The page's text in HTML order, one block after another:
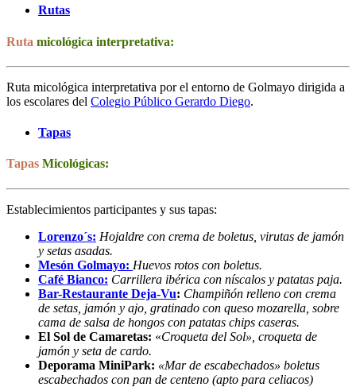
Rutas
Ruta micológica interpretativa:
Ruta micológica interpretativa por el entorno de Golmayo dirigida a
los escolares del Colegio Público Gerardo Diego.
Tapas
Tapas Micológicas:
Establecimientos participantes y sus tapas:
Lorenzo´s: Hojaldre con crema de boletus, virutas de jamón
y setas asadas.
Mesón Golmayo: Huevos rotos con boletus.
Café Bianco: Carrillera ibérica con níscalos y patatas paja.
Bar-Restaurante Deja-Vu: Champiñón relleno con crema
de setas, jamón y ajo, gratinado con queso mozarella, sobre
cama de salsa de hongos con patatas chips caseras.
El Sol de Camaretas: «Croqueta del Sol», croqueta de
jamón y seta de cardo.
Deporama MiniPark: «Mar de escabechados» boletus
escabechados con pan de centeno (apto para celiacos)